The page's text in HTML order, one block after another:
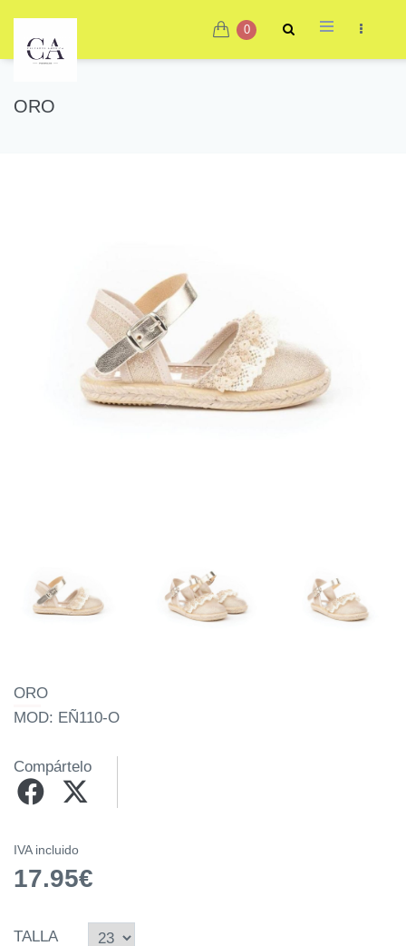
0
ORO
ORO
MOD: EÑ110-O
Compártelo
IVA incluido
17.95€
TALLA